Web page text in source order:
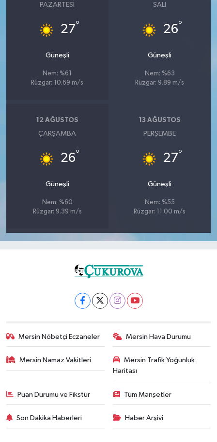
PAZARTESI
27°
Güneşli
Nem: %61
Rüzgar: 10.69 m/s
SALI
26°
Güneşli
Nem: %63
Rüzgar: 9.89 m/s
12 AĞUSTOS
ÇARŞAMBA
26°
Güneşli
Nem: %60
Rüzgar: 9.39 m/s
13 AĞUSTOS
PERŞEMBE
27°
Güneşli
Nem: %55
Rüzgar: 11.00 m/s
Mersin Nöbetçi Eczaneler Mersin Hava Durumu
Mersin Namaz Vakitleri
Mersin Trafik Yoğunluk
Haritası
Puan Durumu ve Fikstür Tüm Manşetler
Son Dakika Haberleri Haber Arşivi